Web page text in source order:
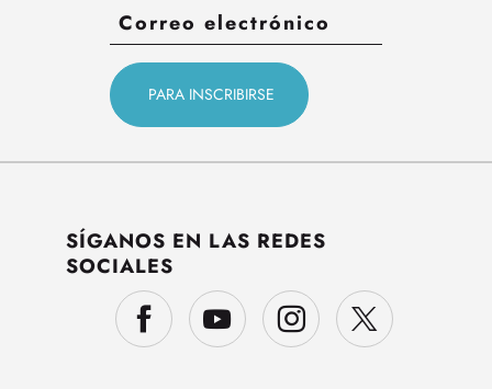
SÍGANOS EN LAS REDES
SOCIALES